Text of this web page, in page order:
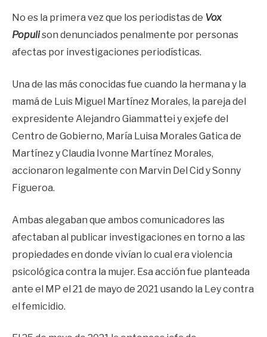
No es la primera vez que los periodistas de Vox
Populison denunciados penalmente por personas
afectas por investigaciones periodísticas.
Una de las más conocidas fue cuando la hermana y la
mamá de Luis Miguel Martínez Morales, la pareja del
expresidente Alejandro Giammattei y exjefe del
Centro de Gobierno, María Luisa Morales Gatica de
Martínez y Claudia Ivonne Martínez Morales,
accionaron legalmente con Marvin Del Cid y Sonny
Figueroa.
Ambas alegaban que ambos comunicadores las
afectaban al publicar investigaciones en torno a las
propiedades en donde vivían lo cual era violencia
psicológica contra la mujer. Esa acción fue planteada
ante el MP el 21 de mayo de 2021 usando la Ley contra
el femicidio.